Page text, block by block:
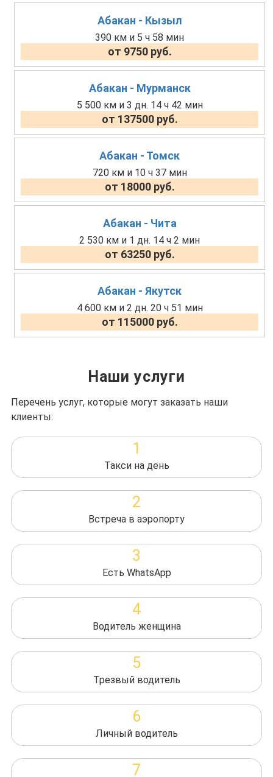
Абакан - Кызыл
390 км и 5 ч 58 мин
от 9750 руб.
Абакан - Мурманск
5 500 км и 3 дн. 14 ч 42 мин
от 137500 руб.
Абакан - Томск
720 км и 10 ч 37 мин
от 18000 руб.
Абакан - Чита
2 530 км и 1 дн. 14 ч 2 мин
от 63250 руб.
Абакан - Якутск
4 600 км и 2 дн. 20 ч 51 мин
от 115000 руб.
Наши услуги
Перечень услуг, которые могут заказать наши
клиенты:
1
Такси на день
2
Встреча в аэропорту
3
Есть WhatsApp
4
Водитель женщина
5
Трезвый водитель
6
Личный водитель
7